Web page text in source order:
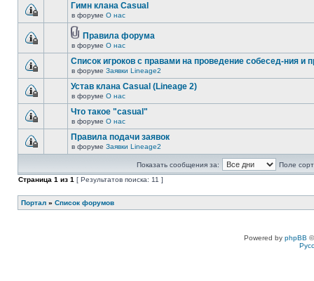
Гимн клана Casual
в форуме О нас
Правила форума
в форуме О нас
Список игроков с правами на проведение собесед-ния и
в форуме Заявки Lineage2
Устав клана Casual (Lineage 2)
в форуме О нас
Что такое "casual"
в форуме О нас
Правила подачи заявок
в форуме Заявки Lineage2
Показать сообщения за:
Поле
Страница 1 из 1 [ Результатов поиска: 11 ]
Портал » Список форумов
Powered by phpBB